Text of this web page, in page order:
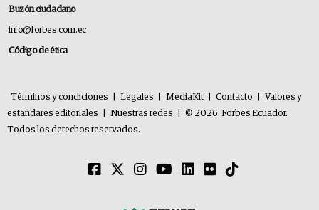
Buzón ciudadano
info@forbes.com.ec
Código de ética
Términos y condiciones Legales MediaKit Contacto
Valores y
estándares editoriales
Nuestras redes
© 2026. Forbes Ecuador.
Todos los derechos reservados.